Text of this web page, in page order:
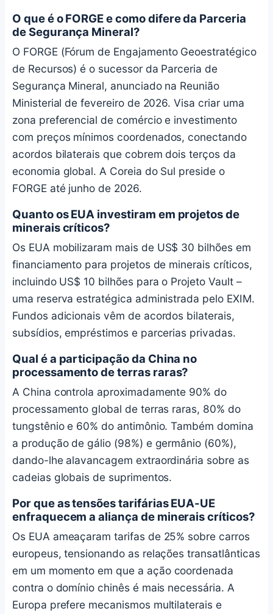
O que é o FORGE e como difere da Parceria
de Segurança Mineral?
O FORGE (Fórum de Engajamento Geoestratégico
de Recursos) é o sucessor da Parceria de
Segurança Mineral, anunciado na Reunião
Ministerial de fevereiro de 2026. Visa criar uma
zona preferencial de comércio e investimento
com preços mínimos coordenados, conectando
acordos bilaterais que cobrem dois terços da
economia global. A Coreia do Sul preside o
FORGE até junho de 2026.
Quanto os EUA investiram em projetos de
minerais críticos?
Os EUA mobilizaram mais de US$ 30 bilhões em
financiamento para projetos de minerais críticos,
incluindo US$ 10 bilhões para o Projeto Vault –
uma reserva estratégica administrada pelo EXIM.
Fundos adicionais vêm de acordos bilaterais,
subsídios, empréstimos e parcerias privadas.
Qual é a participação da China no
processamento de terras raras?
A China controla aproximadamente 90% do
processamento global de terras raras, 80% do
tungstênio e 60% do antimônio. Também domina
a produção de gálio (98%) e germânio (60%),
dando-lhe alavancagem extraordinária sobre as
cadeias globais de suprimentos.
Por que as tensões tarifárias EUA-UE
enfraquecem a aliança de minerais críticos?
Os EUA ameaçaram tarifas de 25% sobre carros
europeus, tensionando as relações transatlânticas
em um momento em que a ação coordenada
contra o domínio chinês é mais necessária. A
Europa prefere mecanismos multilaterais e